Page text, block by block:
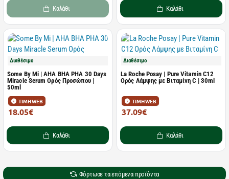
Καλάθι Καλάθι
Διαθέσιμο
Some By Mi | AHA BHA PHA 30 Days
Miracle Serum Ορός Προσώπου |
50ml
ΤΙΜΗ WEB
18.05€
Καλάθι
Διαθέσιμο
La Roche Posay | Pure Vitamin C12
Ορός Λάμψης με Βιταμίνη C | 30ml
ΤΙΜΗ WEB
37.09€
Καλάθι
Φόρτωσε τα επόμενα προϊόντα